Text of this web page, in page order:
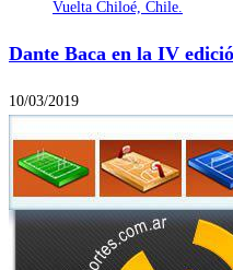
Dante Baca en la IV
10/03/2019